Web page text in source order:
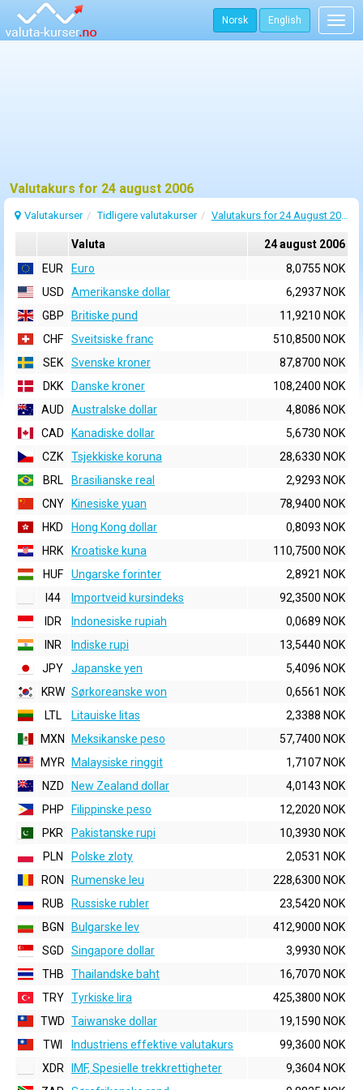
Norsk English
Valutakurs for 24 august 2006
Valutakurser Tidligere valutakurser Valutakurs for 24 August 2006
Valuta
24 august 2006
EUR
Euro
8,0755 NOK
USD
Amerikanske dollar
6,2937 NOK
GBP
Britiske pund
11,9210 NOK
CHF
Sveitsiske franc
510,8500 NOK
SEK
Svenske kroner
87,8700 NOK
DKK
Danske kroner
108,2400 NOK
AUD
Australske dollar
4,8086 NOK
CAD
Kanadiske dollar
5,6730 NOK
CZK
Tsjekkiske koruna
28,6330 NOK
BRL
Brasilianske real
2,9293 NOK
CNY
Kinesiske yuan
78,9400 NOK
HKD
Hong Kong dollar
0,8093 NOK
HRK
Kroatiske kuna
110,7500 NOK
HUF
Ungarske forinter
2,8921 NOK
I44
Importveid kursindeks
92,3500 NOK
IDR
Indonesiske rupiah
0,0689 NOK
INR
Indiske rupi
13,5440 NOK
JPY
Japanske yen
5,4096 NOK
KRW Sørkoreanske won
0,6561 NOK
LTL
Litauiske litas
2,3388 NOK
MXN
Meksikanske peso
57,7400 NOK
MYR
Malaysiske ringgit
1,7107 NOK
NZD
New Zealand dollar
4,0143 NOK
PHP
Filippinske peso
12,2020 NOK
PKR
Pakistanske rupi
10,3930 NOK
PLN
Polske zloty
2,0531 NOK
RON
Rumenske leu
228,6300 NOK
RUB
Russiske rubler
23,5420 NOK
BGN
Bulgarske lev
412,9000 NOK
SGD
Singapore dollar
3,9930 NOK
THB
Thailandske baht
16,7070 NOK
TRY Tyrkiske lira
425,3800 NOK
TWD Taiwanske dollar
19,1590 NOK
TWI
Industriens effektive valutakurs
99,3600 NOK
XDR
IMF, Spesielle trekkrettigheter
9,3604 NOK